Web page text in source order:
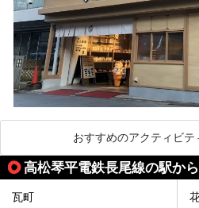
おすすめのアクティビテ
高松琴平電鉄長尾線の駅か
瓦町